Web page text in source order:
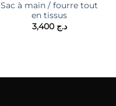
Sac à main / fourre tout
en tissus
د.ج 3,400